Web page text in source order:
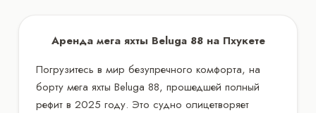
Аренда мега яхты Beluga 88 на Пхукете
Погрузитесь в мир безупречного комфорта, на
борту мега яхты Beluga 88, прошедшей полный
рефит в 2025 году. Это судно олицетворяет